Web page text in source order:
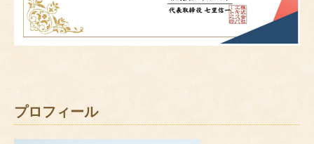
プロフィール